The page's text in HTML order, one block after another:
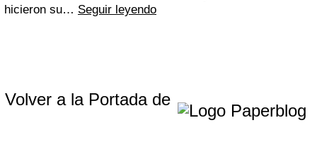
hicieron su… Seguir leyendo
Volver a la Portada de